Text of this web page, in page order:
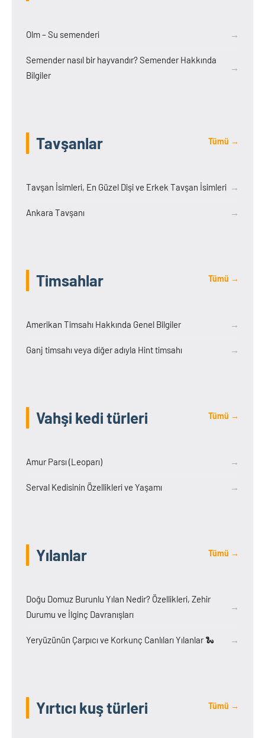
Olm – Su semenderi →
Semender nasıl bir hayvandır? Semender Hakkında
Bilgiler
→
Tavşanlar Tümü →
Tavşan İsimleri, En Güzel Dişi ve Erkek Tavşan İsimleri →
Ankara Tavşanı →
Timsahlar Tümü →
Amerikan Timsahı Hakkında Genel Bilgiler →
Ganj timsahı veya diğer adıyla Hint timsahı →
Vahşi kedi türleri Tümü →
Amur Parsı (Leoparı) →
Serval Kedisinin Özellikleri ve Yaşamı →
Yılanlar Tümü →
Doğu Domuz Burunlu Yılan Nedir? Özellikleri, Zehir
Durumu ve İlginç Davranışları
→
Yeryüzünün Çarpıcı ve Korkunç Canlıları Yılanlar 🐍 →
Yırtıcı kuş türleri Tümü →